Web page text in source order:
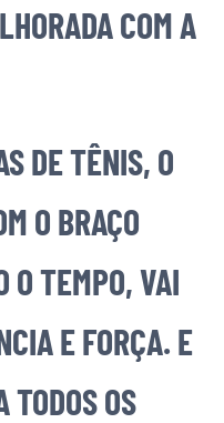
COM A
DE TÊNIS, O
O BRAÇO
O TEMPO, VAI
E FORÇA. E
TODOS OS